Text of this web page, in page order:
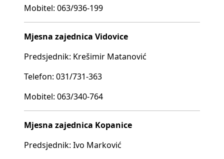
Mobitel: 063/936-199
Mjesna zajednica Vidovice
Predsjednik: Krešimir Matanović
Telefon: 031/731-363
Mobitel: 063/340-764
Mjesna zajednica Kopanice
Predsjednik: Ivo Marković